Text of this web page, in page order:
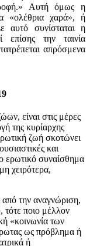
Αυτή όμως η
«ολέθρια χαρά», ή
αυτό συνίσταται η
επίσης την ταινία
απρόσμενα
είναι στις μέρες
της κυρίαρχης
ζωή σκοτώνει
και
ερωτικό συναίσθημα
χειρότερα,
από την αναγνώριση,
τότε ποιο μέλλον
«κοινωνία των
ως πρόβλημα ή
ή